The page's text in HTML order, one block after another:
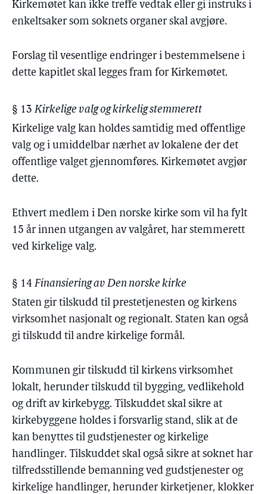
Kirkemøtet kan ikke treffe vedtak eller gi instruks i
enkeltsaker som soknets organer skal avgjøre.
Forslag til vesentlige endringer i bestemmelsene i
dette kapitlet skal legges fram for Kirkemøtet.
§ 13 Kirkelige valg og kirkelig stemmerett
Kirkelige valg kan holdes samtidig med offentlige
valg og i umiddelbar nærhet av lokalene der det
offentlige valget gjennomføres. Kirkemøtet avgjør
dette.
Ethvert medlem i Den norske kirke som vil ha fylt
15 år innen utgangen av valgåret, har stemmerett
ved kirkelige valg.
§ 14 Finansiering av Den norske kirke
Staten gir tilskudd til prestetjenesten og kirkens
virksomhet nasjonalt og regionalt. Staten kan også
gi tilskudd til andre kirkelige formål.
Kommunen gir tilskudd til kirkens virksomhet
lokalt, herunder tilskudd til bygging, vedlikehold
og drift av kirkebygg. Tilskuddet skal sikre at
kirkebyggene holdes i forsvarlig stand, slik at de
kan benyttes til gudstjenester og kirkelige
handlinger. Tilskuddet skal også sikre at soknet har
tilfredsstillende bemanning ved gudstjenester og
kirkelige handlinger, herunder kirketjener, klokker